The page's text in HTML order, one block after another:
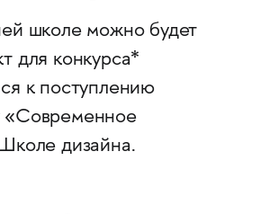
школе можно будет
для конкурса*
к поступлению
«Современное
дизайна.